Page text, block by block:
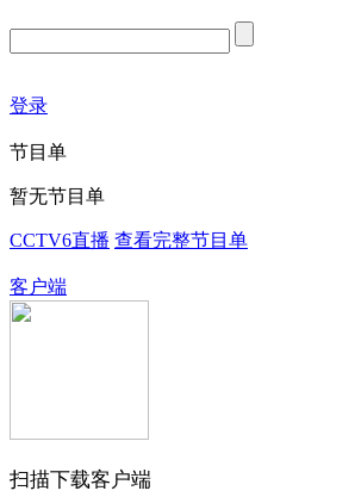
登录
节目单
暂无节目单
CCTV6直播 查看完整节目单
客户端
扫描下载客户端